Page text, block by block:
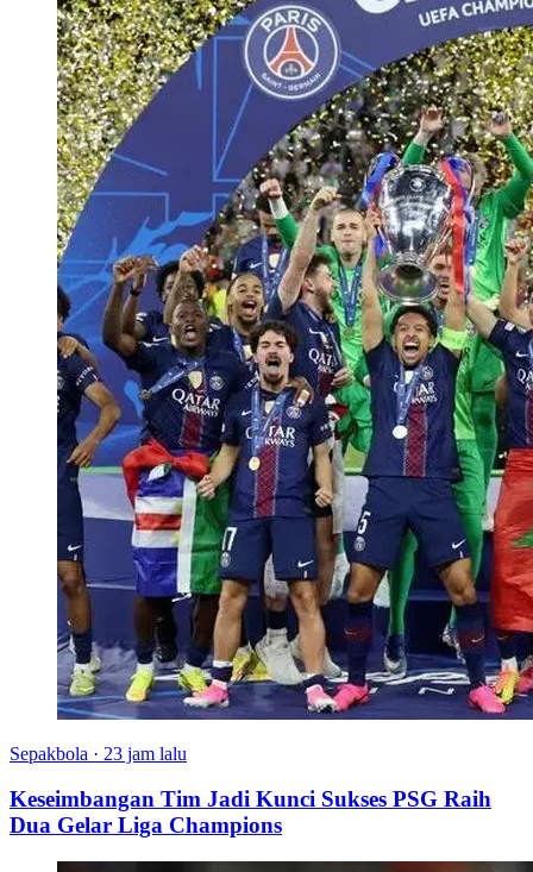
Sepakbola · 23 jam lalu
Keseimbangan Tim Jadi Kunci Sukses PSG Raih
Dua Gelar Liga Champions